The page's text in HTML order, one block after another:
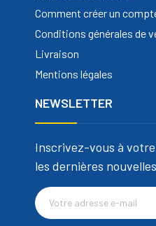
Comment créer un
Conditions générales de
Livraison
Mentions légales
NEWSLETTER
Inscrivez-vous à
les dernières